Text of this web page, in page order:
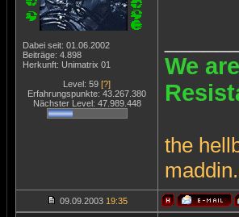
Dabei seit: 01.06.2002
Beiträge: 4.898
Herkunft: Unimatrix 01
Level: 59 [?]
Erfahrungspunkte: 43.267.380
Nächster Level: 47.989.448
We
the
09.09.2003 19:35